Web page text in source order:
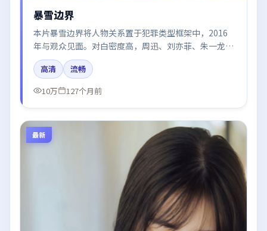
暴雪边界
本片暴雪边界将人物关系置于犯罪类型框架中，2016
年与观众见面。对白密度高，周迅、刘亦菲、朱一龙的
台词节奏值得关注；整体气质偏韩国都市与冷色调摄
影。
高清
流畅
10万
127个月前
最新